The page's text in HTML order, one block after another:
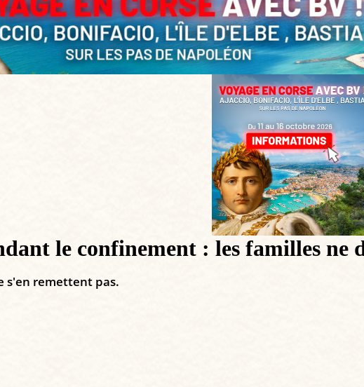
le confinement : les familles ne
s'en remettent pas.